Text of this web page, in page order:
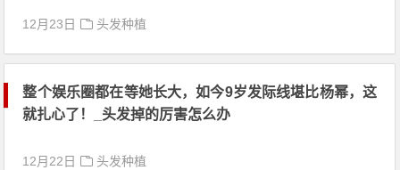
12月23日 头发种植
整个娱乐圈都在等她长大，如今9岁发际线堪比杨幂，这
就扎心了！_头发掉的厉害怎么办
12月22日 头发种植